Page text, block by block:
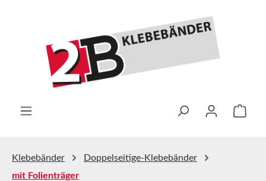
Klebebänder
Doppelseitige-Klebebänder
mit Folienträger